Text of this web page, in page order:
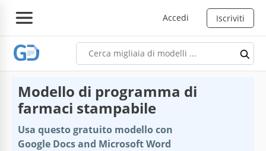
Accedi Iscriviti
Modello di programma di
farmaci stampabile
Usa questo gratuito modello con
Google Docs and Microsoft Word